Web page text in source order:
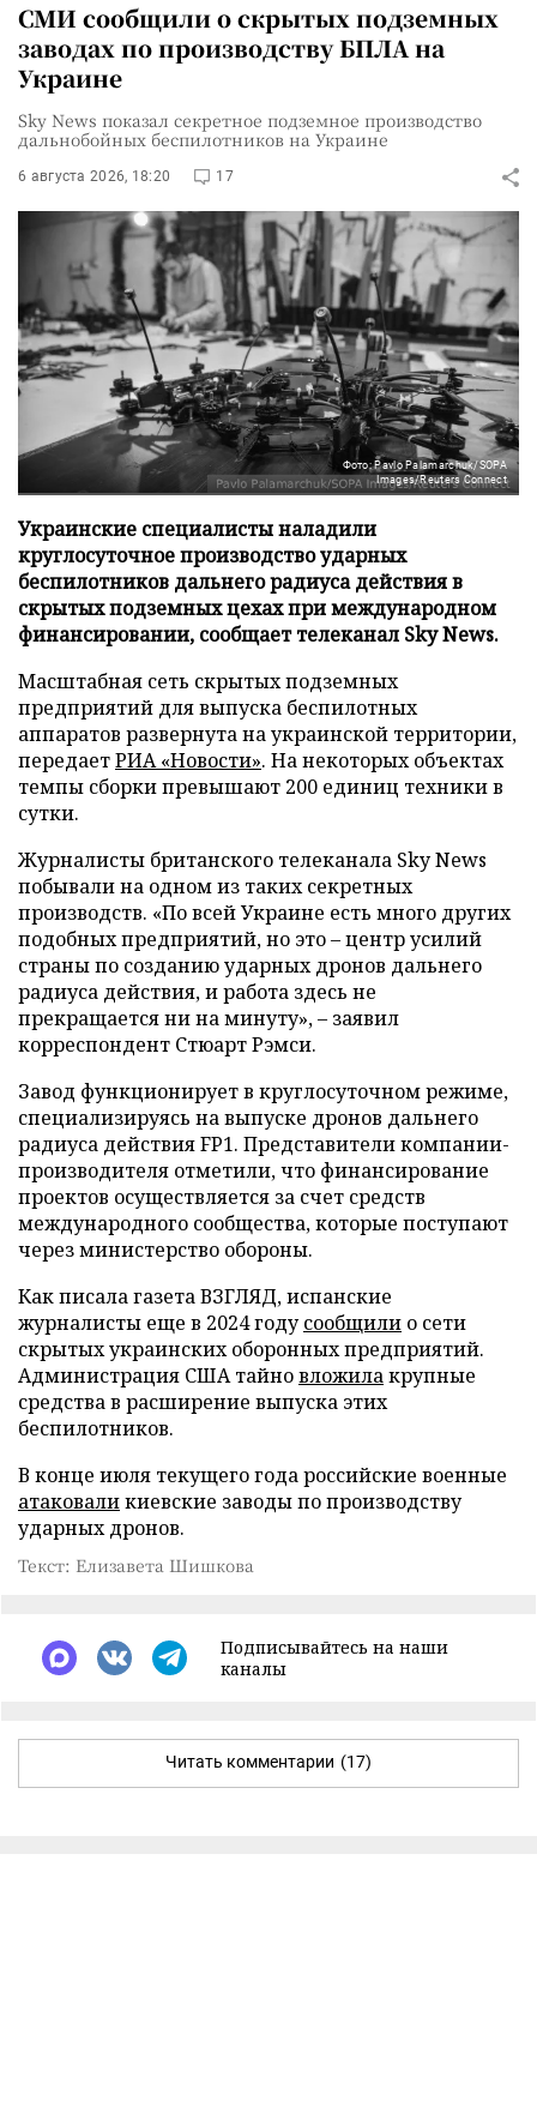
СМИ сообщили о скрытых подземных
заводах по производству БПЛА на
Украине
Sky News показал секретное подземное производство
дальнобойных беспилотников на Украине
6 августа 2026, 18:20 17
Фото: Pavlo Palamarchuk/SOPA
Images/Reuters Connect
Украинские специалисты наладили
круглосуточное производство ударных
беспилотников дальнего радиуса действия в
скрытых подземных цехах при международном
финансировании, сообщает телеканал Sky News.
Масштабная сеть скрытых подземных
предприятий для выпуска беспилотных
аппаратов развернута на украинской территории,
передаетРИА «Новости». На некоторых объектах
темпы сборки превышают 200 единиц техники в
сутки.
Журналисты британского телеканала Sky News
побывали на одном из таких секретных
производств. «По всей Украине есть много других
подобных предприятий, но это – центр усилий
страны по созданию ударных дронов дальнего
радиуса действия, и работа здесь не
прекращается ни на минуту», – заявил
корреспондент Стюарт Рэмси.
Завод функционирует в круглосуточном режиме,
специализируясь на выпуске дронов дальнего
радиуса действия FP1. Представители компании-
производителя отметили, что финансирование
проектов осуществляется за счет средств
международного сообщества, которые поступают
через министерство обороны.
Как писала газета ВЗГЛЯД, испанские
журналисты еще в 2024 годусообщили о сети
скрытых украинских оборонных предприятий.
Администрация США тайновложилакрупные
средства в расширение выпуска этих
беспилотников.
В конце июля текущего года российские военные
атаковаликиевские заводы по производству
ударных дронов.
Текст: Елизавета Шишкова
Подписывайтесь на наши
каналы
Читать комментарии (17)